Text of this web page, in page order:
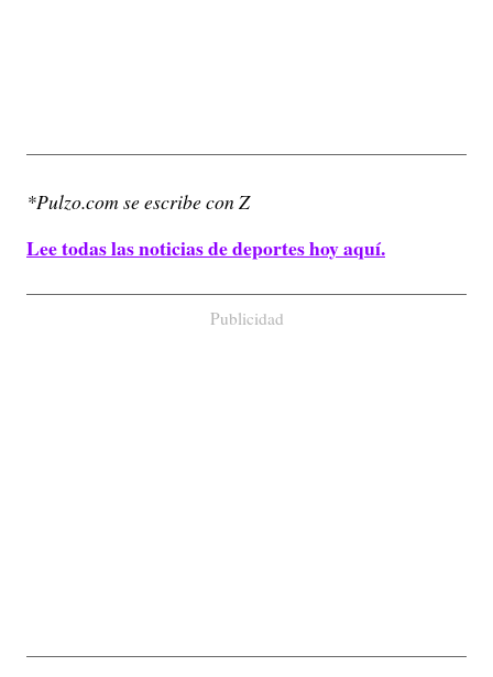
*Pulzo.com se escribe con Z
Lee todas las noticias de deportes hoy aquí.
Publicidad